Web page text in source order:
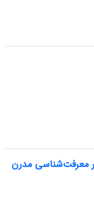
معرفت‌شناسی مدرن